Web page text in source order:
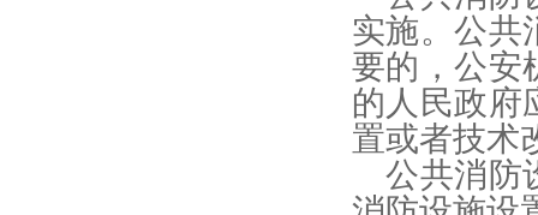
实施。公共
要的，公安
的人民政府
置或者技术
公共消防